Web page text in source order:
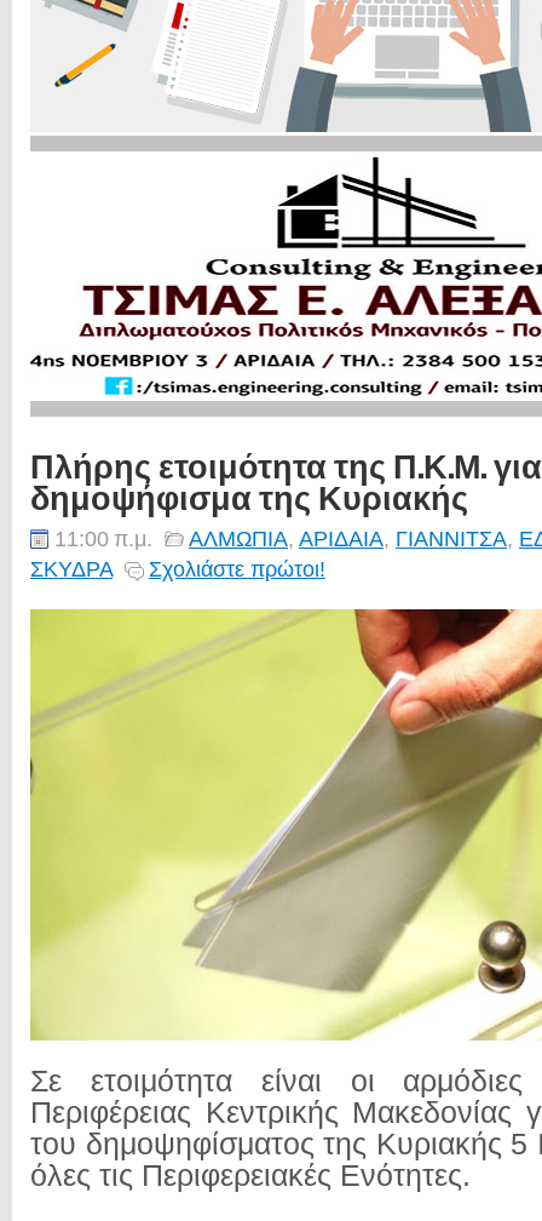
Πλήρης ετοιμότητα της Π.Κ.Μ.
δημοψήφισμα της Κυριακής
11:00 π.μ. ΑΛΜΩΠΙΑ, ΑΡΙΔΑΙΑ, ΓΙΑΝΝΙΤΣΑ,
ΣΚΥΔΡΑ
Σχολιάστε πρώτοι!
Σε ετοιμότητα είναι οι
Περιφέρειας Κεντρικής Μακεδονίας
του δημοψηφίσματος της Κυριακής 5
όλες τις Περιφερειακές Ενότητες.